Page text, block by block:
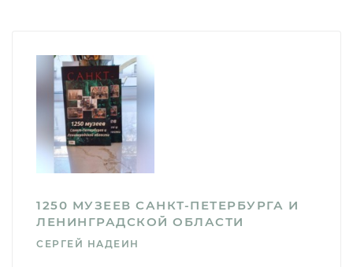
1250 МУЗЕЕВ САНКТ-ПЕТЕРБУРГА И
ЛЕНИНГРАДСКОЙ ОБЛАСТИ
СЕРГЕЙ НАДЕИН